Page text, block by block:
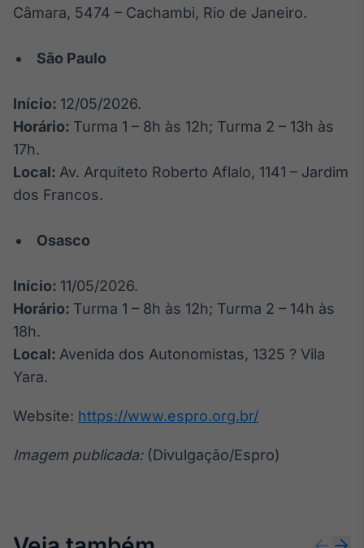
Câmara, 5474 – Cachambi, Rio de Janeiro.
São Paulo
Início: 12/05/2026.
Horário: Turma 1 – 8h às 12h; Turma 2 – 13h às
17h.
Local: Av. Arquiteto Roberto Aflalo, 1141 – Jardim
dos Francos.
Osasco
Início: 11/05/2026.
Horário: Turma 1 – 8h às 12h; Turma 2 – 14h às
18h.
Local: Avenida dos Autonomistas, 1325 ? Vila
Yara.
Website: https://www.espro.org.br/
Imagem publicada:(Divulgação/Espro)